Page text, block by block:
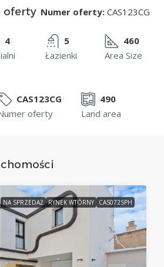
oferty Numer oferty: CAS123CG
4
5
Łazienki
460
Area Size
CAS123CG
oferty
490
Land area
NA SPRZEDAŻ RYNEK WTÓRNY CAS072SPH